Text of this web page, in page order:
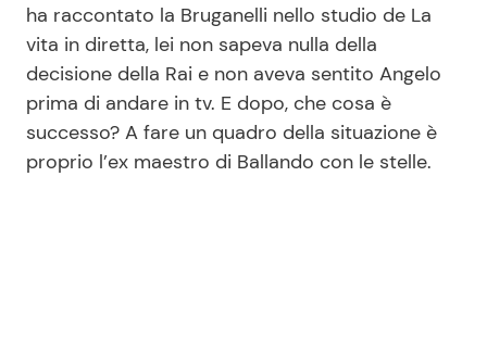
ha raccontato la Bruganelli nello studio de La
vita in diretta, lei non sapeva nulla della
decisione della Rai e non aveva sentito Angelo
prima di andare in tv. E dopo, che cosa è
successo? A fare un quadro della situazione è
proprio l’ex maestro di Ballando con le stelle.